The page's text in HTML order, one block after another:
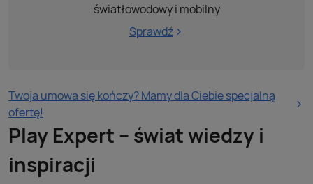
światłowodowy i mobilny
Sprawdź
Twoja umowa się kończy? Mamy dla Ciebie specjalną
ofertę!
Play Expert – świat wiedzy i
inspiracji